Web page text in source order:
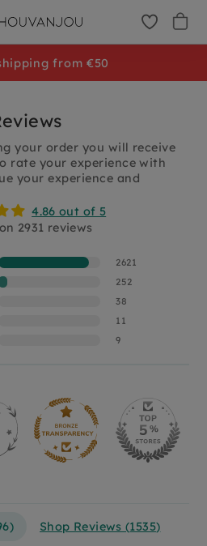
your order you will receive
rate your experience with
your experience and
4.86 out of 5
2931 reviews
2621
252
38
11
9
) Shop Reviews (1535)
from €50